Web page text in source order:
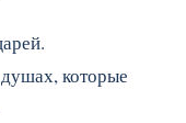
которые